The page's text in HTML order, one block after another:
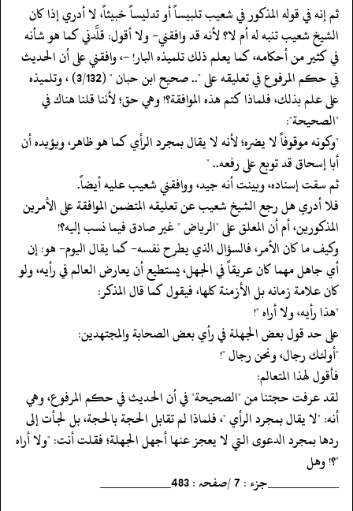
‏‏‏‏ثم إنه في قوله المذكور في شعيب تلبيساً أو تدليساً خبيثاً، لا أدري إذا كان
الشيخ شعيب تنبه له أم لا؟ لأنه قد وافقني- ولا أقول: قلَّدني كما هو شأنه
في كثير من أحكامه، كما يعلم ذلك تلميذه البار! -، وافقني على أن الحديث
في حكم المرفوع في تعليقه على ".. صحيح ابن حبان " (3/132) ، وتلميذه
على علم بذلك، فلماذا كتم هذه الموافقة؟! وهي حق؛ لأننا قلنا هناك في
"الصحيحة":
‏‏‏‏"وكونه موقوفاً لا يضره؛ لأنه لا يقال بمجرد الرأي كما هو ظاهر، ويؤيده أن
أبا إسحاق قد توبع على رفعه.. "
‏‏‏‏ثم سقت إسناده، وبينت أنه جيد، ووافقني شعيب عليه أيضاً.
‏‏‏‏فلا أدري هل رجع الشيخ شعيب عن تعليقه المتضمن الموافقة على الأمرين
المذكورين، أم أن المعلق على "الرياض " غير صادق فيما نسب إليه؟!
‏‏‏‏وكيف ما كان الأمر، فالسؤال الذي يطرح نفسه- كما يقال اليوم- هو: إن
أي جاهل مهما كان عريقاً في الجهل، يستطيع أن يعارض العالم في رأيه، ولو
كان علامة زمانه بل الأزمنة كلها، فيقول كما قال المذكر:
‏‏‏‏"هذا رأيه، ولا أراه "!
‏‏‏‏على حد قول بعض الجهلة في رأي بعض الصحابة والمجتهدين:
‏‏‏‏"أولئك رجال، ونحن رجال "!
‏‏‏‏فأقول لهذا المتعالم:
‏‏‏‏لقد عرفت حجتنا من "الصحيحة" في أن الحديث في حكم المرفوع، وهي
أنه: "لا يقال بمجرد الرأي "، فلماذا لم تقابل الحجة بالحجة، بل لجأت إلى
ردها بمجرد الدعوى التي لا يعجز عنها أجهل الجهلة؛ فقلت أنت: "ولا أراه
"؟! وهل
‏‏‏‏__________جزء : 7 /صفحہ : 483__________